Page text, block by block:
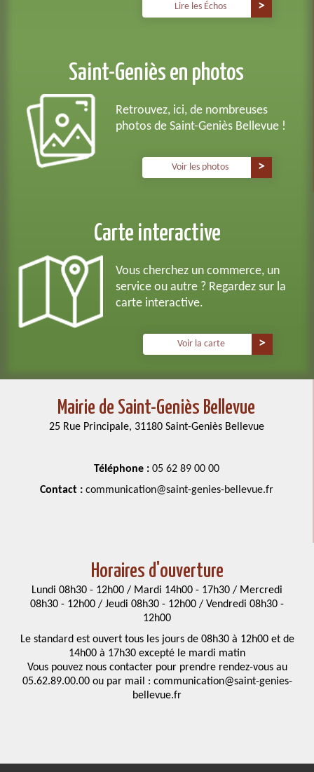
Lire les Échos
Saint-Geniès en photos
Retrouvez, ici, de nombreuses
photos de Saint-Geniès Bellevue !
Voir les photos
Carte interactive
Vous cherchez un commerce, un
service ou autre ? Regardez sur la
carte interactive.
Voir la carte
Mairie de Saint-Geniès Bellevue
25 Rue Principale, 31180 Saint-Geniès Bellevue
Téléphone : 05 62 89 00 00
Contact : communication@saint-genies-bellevue.fr
Horaires d'ouverture
Lundi 08h30 - 12h00 / Mardi 14h00 - 17h30 / Mercredi
08h30 - 12h00 / Jeudi 08h30 - 12h00 / Vendredi 08h30 -
12h00
Le standard est ouvert tous les jours de 08h30 à 12h00 et de
14h00 à 17h30 excepté le mardi matin
Vous pouvez nous contacter pour prendre rendez-vous au
05.62.89.00.00 ou par mail : communication@saint-genies-
bellevue.fr